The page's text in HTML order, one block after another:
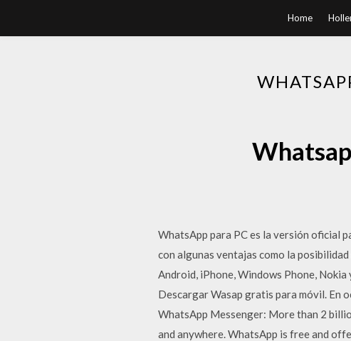
Home
WhatsApp para PC es la versión oficial
con algunas ventajas como la
Android, iPhone, Windows Phone,
Descargar Wasap gratis para móvil. En
WhatsApp Messenger: More than 2
and anywhere. WhatsApp is free and